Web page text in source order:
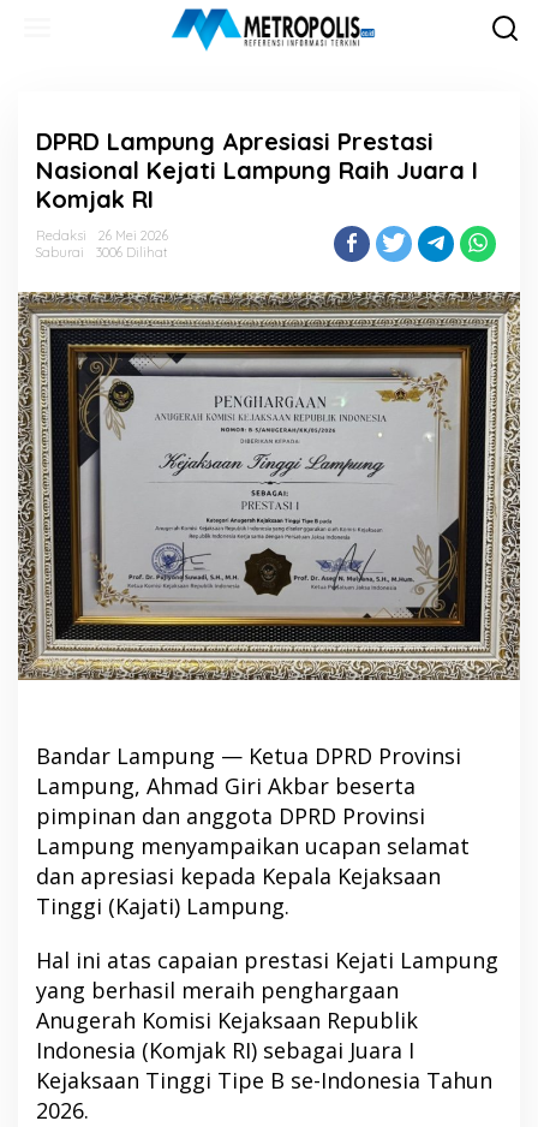
DPRD Lampung Apresiasi Prestasi
Nasional Kejati Lampung Raih Juara I
Komjak RI
Redaksi
26 Mei 2026
Saburai
3006 Dilihat
Bandar Lampung — Ketua DPRD Provinsi
Lampung, Ahmad Giri Akbar beserta
pimpinan dan anggota DPRD Provinsi
Lampung menyampaikan ucapan selamat
dan apresiasi kepada Kepala Kejaksaan
Tinggi (Kajati) Lampung.
Hal ini atas capaian prestasi Kejati Lampung
yang berhasil meraih penghargaan
Anugerah Komisi Kejaksaan Republik
Indonesia (Komjak RI) sebagai Juara I
Kejaksaan Tinggi Tipe B se-Indonesia Tahun
2026.